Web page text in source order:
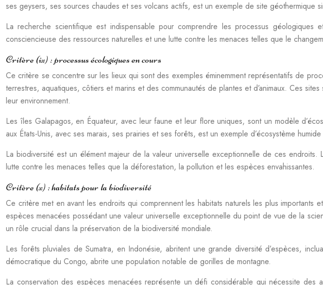
ses geysers, ses sources chaudes et ses volcans actifs, est un exemple de site géothermique
La recherche scientifique est indispensable pour comprendre les processus
consciencieuse des ressources naturelles et une lutte contre les menaces telles que le
Critère (ix) : processus écologiques en cours
Ce critère se concentre sur les lieux qui sont des exemples éminemment représentatifs de
terrestres, aquatiques, côtiers et marins et des communautés de plantes et d’animaux. Ces
leur environnement.
Les îles Galapagos, en Équateur, avec leur faune et leur flore uniques, sont un modèle
aux États-Unis, avec ses marais, ses prairies et ses forêts, est un exemple d’écosystème
La biodiversité est un élément majeur de la valeur universelle exceptionnelle de ces
lutte contre les menaces telles que la déforestation, la pollution et les espèces envahissantes.
Critère (x) : habitats pour la biodiversité
Ce critère met en avant les endroits qui comprennent les habitats naturels les plus
espèces menacées possédant une valeur universelle exceptionnelle du point de vue de la
un rôle crucial dans la préservation de la biodiversité mondiale.
Les forêts pluviales de Sumatra, en Indonésie, abritent une grande diversité d’espèces,
démocratique du Congo, abrite une population notable de gorilles de montagne.
La conservation des espèces menacées représente un défi considérable qui nécessite